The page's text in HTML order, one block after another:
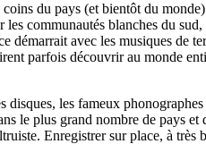
du pays (et bientôt du
communautés blanches du
avec les musiques de
parfois découvrir au monde
les fameux
le plus grand nombre de pays et
Enregistrer sur place, à très